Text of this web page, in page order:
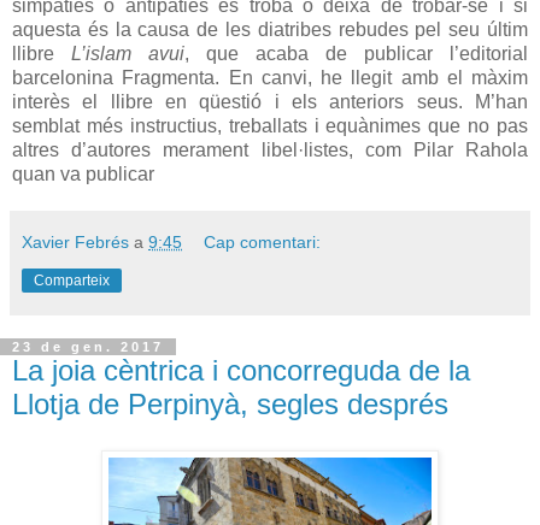
simpaties o antipaties es troba o deixa de trobar-se i si
aquesta és la causa de les diatribes rebudes pel seu últim
llibre L’islam avui, que acaba de publicar l’editorial
barcelonina Fragmenta. En canvi, he llegit amb el màxim
interès el llibre en qüestió i els anteriors seus. M’han
semblat més instructius, treballats i equànimes que no pas
altres d’autores merament libel·listes, com Pilar Rahola
quan va publicar
Xavier Febrés a 9:45 Cap comentari:
Comparteix
23 de gen. 2017
La joia cèntrica i concorreguda de la
Llotja de Perpinyà, segles després